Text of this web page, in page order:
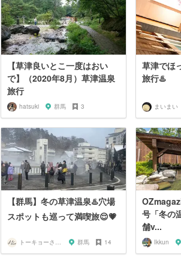
【草津良いとこ一度はおい
で】（2020年8月）草津温泉
旅行
hatsuki 群馬 3
草津でほ
旅行♨️
まいまい
【群馬】冬の草津温泉♨️穴場
スポットも巡って満喫旅😌💗
トーキョーさんぽ 群馬 14
号「冬の
舗v...
Ikkun